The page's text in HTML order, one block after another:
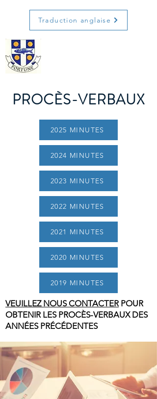
Traduction anglaise
PROCÈS-VERBAUX
2025 MINUTES
2024 MINUTES
2023 MINUTES
2022 MINUTES
2021 MINUTES
2020 MINUTES
2019 MINUTES
VEUILLEZ NOUS CONTACTERPOUR
OBTENIR LES PROCÈS-VERBAUX DES
ANNÉES PRÉCÉDENTES